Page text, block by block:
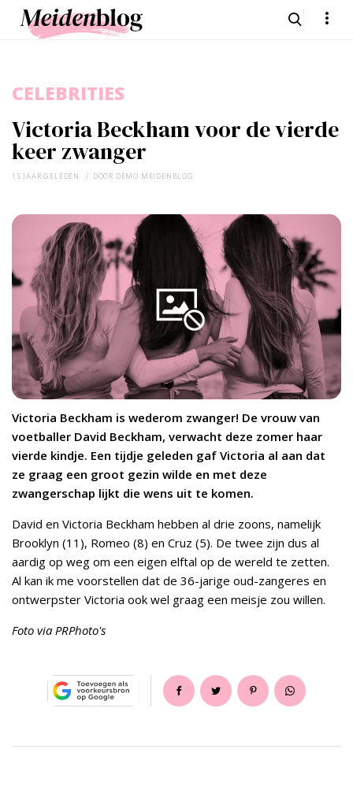
Victoria Beckham voor de vierde
keer zwanger
CELEBRITIES
15 JAAR GELEDEN DOOR DEMO MEIDENBLOG
Victoria Beckham is wederom zwanger! De vrouw van
voetballer David Beckham, verwacht deze zomer haar
vierde kindje. Een tijdje geleden gaf Victoria al aan dat
ze graag een groot gezin wilde en met deze
zwangerschap lijkt die wens uit te komen.
David en Victoria Beckham hebben al drie zoons, namelijk
Brooklyn (11), Romeo (8) en Cruz (5). De twee zijn dus al
aardig op weg om een eigen elftal op de wereld te zetten.
Al kan ik me voorstellen dat de 36-jarige oud-zangeres en
ontwerpster Victoria ook wel graag een meisje zou willen.
Foto via PRPhoto's